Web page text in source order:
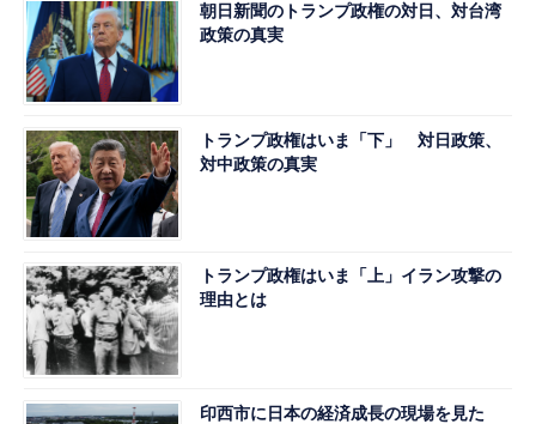
朝日新聞のトランプ政権の対日、対台湾
政策の真実
トランプ政権はいま「下」 対日政策、
対中政策の真実
トランプ政権はいま「上」イラン攻撃の
理由とは
印西市に日本の経済成長の現場を見た